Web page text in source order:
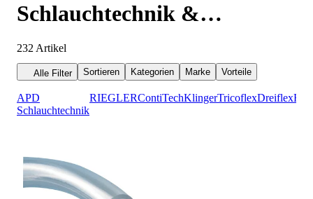
Schlauchtechnik &
Armaturentechnik
232 Artikel
Alle Filter Sortieren Kategorien Marke Vorteile
APD
Schlauchtechnik
RIEGLERContiTechKlingerTricoflexDreiflex